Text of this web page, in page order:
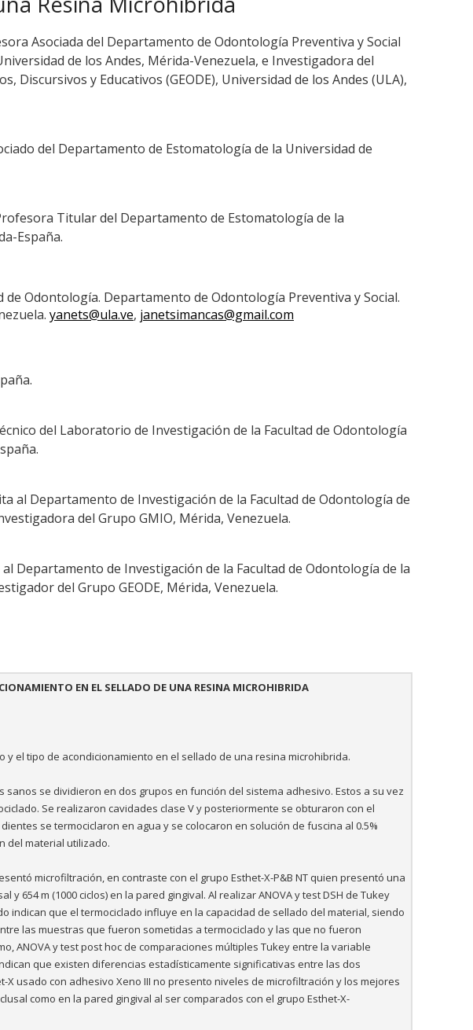
Asociada del Departamento de Odontología Preventiva y Social
de los Andes, Mérida-Venezuela, e Investigadora del
Discursivos y Educativos (GEODE), Universidad de los Andes (ULA),
del Departamento de Estomatología de la Universidad de
Titular del Departamento de Estomatología de la
España.
de Odontología. Departamento de Odontología Preventiva y Social.
yanets@ula.ve, janetsimancas@gmail.com
del Laboratorio de Investigación de la Facultad de Odontología
al Departamento de Investigación de la Facultad de Odontología de
del Grupo GMIO, Mérida, Venezuela.
Departamento de Investigación de la Facultad de Odontología de la
del Grupo GEODE, Mérida, Venezuela.
EN EL SELLADO DE UNA RESINA MICROHIBRIDA
y el tipo de acondicionamiento en el sellado de una resina microhibrida.
sanos se dividieron en dos grupos en función del sistema adhesivo. Estos a su vez
Se realizaron cavidades clase V y posteriormente se obturaron con el
se termociclaron en agua y se colocaron en solución de fuscina al 0.5%
del material utilizado.
microfiltración, en contraste con el grupo Esthet-X-P&B NT quien presentó una
y 654 m (1000 ciclos) en la pared gingival. Al realizar ANOVA y test DSH de Tukey
indican que el termociclado influye en la capacidad de sellado del material, siendo
las muestras que fueron sometidas a termociclado y las que no fueron
ANOVA y test post hoc de comparaciones múltiples Tukey entre la variable
que existen diferencias estadísticamente significativas entre las dos
usado con adhesivo Xeno III no presento niveles de microfiltración y los mejores
como en la pared gingival al ser comparados con el grupo Esthet-X-